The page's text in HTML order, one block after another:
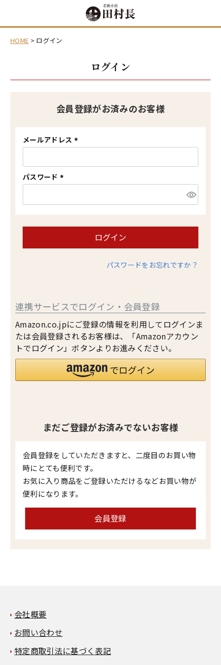
HOME ログイン
ログイン
会員登録がお済みのお客様
メールアドレス
(
須
パスワード
(
須
ログイン
パスワードをお忘れですか？
連携サービスでログイン・会員登録
Amazon.co.jpにご登録の情報を利用してログインま
たは会員登録されるお客様は、「Amazonアカウン
トでログイン」ボタンよりお進みください。
まだご登録がお済みでないお客様
会員登録をしていただきますと、二度目のお買い物
時にとても便利です。
お気に入り商品をご登録いただけるなどお買い物が
便利になります。
会員登録
会社概要
お問い合わせ
特定商取引法に基づく表記